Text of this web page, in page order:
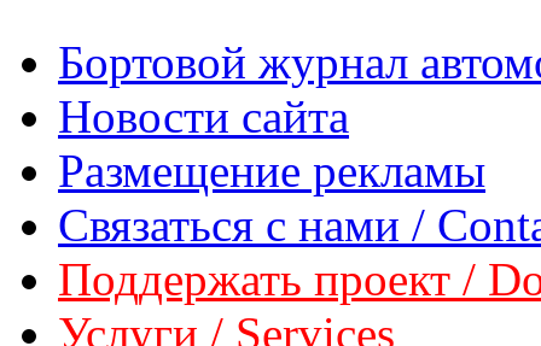
Бортовой журнал
Новости сайта
Размещение рекламы
Связаться с нами /
Поддержать проект /
Услуги / Services